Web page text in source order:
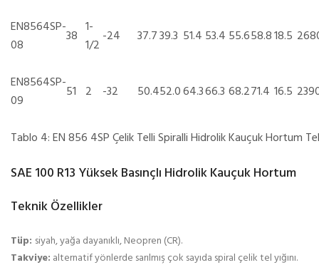
EN8564SP-
08
38 1-
1/2 -24 37.739.3 51.4 53.4 55.658.818.5
EN8564SP-
09
51 2 -32 50.452.064.366.3 68.271.4 16.5
Tablo 4: EN 856 4SP Çelik Telli Spiralli Hidrolik Kauçuk Hortum
SAE 100 R13 Yüksek Basınçlı Hidrolik Kauçuk Hortum
Teknik Özellikler
Tüp: siyah, yağa dayanıklı, Neopren (CR).
Takviye: alternatif yönlerde sarılmış çok sayıda spiral çelik tel yığını.